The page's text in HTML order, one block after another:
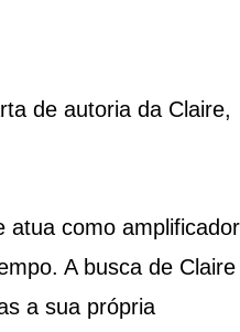
de autoria da Claire,
atua como amplificador
A busca de
a sua própria